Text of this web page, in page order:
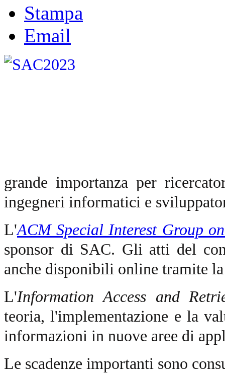
Stampa
Email
grande importanza per
ingegneri informatici e
L'ACM Special Interest Group
sponsor di SAC. Gli atti del
anche disponibili online tramite
L'Information Access and
teoria, l'implementazione e la
informazioni in nuove aree di
Le scadenze importanti sono